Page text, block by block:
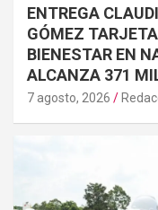
ENTREGA
GÓMEZ
BIENESTAR EN
ALCANZA 371
7 agosto, 2026